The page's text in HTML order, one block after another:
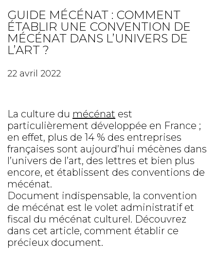
GUIDE MÉCÉNAT : COMMENT
ÉTABLIR UNE CONVENTION DE
MÉCÉNAT DANS L’UNIVERS DE
L’ART ?
22 avril 2022
La culture du mécénat est
particulièrement développée en France ;
en effet, plus de 14 % des entreprises
françaises sont aujourd’hui mécènes dans
l’univers de l’art, des lettres et bien plus
encore, et établissent des conventions de
mécénat.
Document indispensable, la convention
de mécénat est le volet administratif et
fiscal du mécénat culturel. Découvrez
dans cet article, comment établir ce
précieux document.